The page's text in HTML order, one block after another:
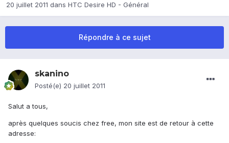
20 juillet 2011 dans HTC Desire HD - Général
Répondre à ce sujet
skanino
Posté(e) 20 juillet 2011
Salut a tous,
après quelques soucis chez free, mon site est de retour à cette
adresse: